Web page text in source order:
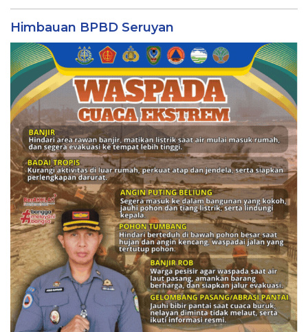
Himbauan BPBD Seruyan